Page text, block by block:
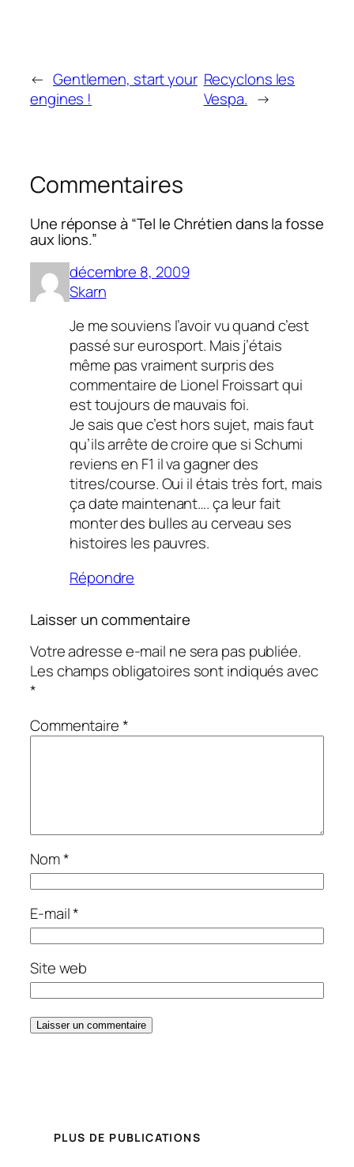
← Gentlemen, start your
engines !
Recyclons les
Vespa. →
Commentaires
Une réponse à “Tel le Chrétien dans la fosse
aux lions.”
décembre 8, 2009
Skarn
Je me souviens l’avoir vu quand c’est
passé sur eurosport. Mais j’étais
même pas vraiment surpris des
commentaire de Lionel Froissart qui
est toujours de mauvais foi.
Je sais que c’est hors sujet, mais faut
qu’ils arrête de croire que si Schumi
reviens en F1 il va gagner des
titres/course. Oui il étais très fort, mais
ça date maintenant…. ça leur fait
monter des bulles au cerveau ses
histoires les pauvres.
Répondre
Laisser un commentaire
Votre adresse e-mail ne sera pas publiée.
Les champs obligatoires sont indiqués avec
*
Commentaire*
Nom*
E-mail*
Site web
PLUS DE PUBLICATIONS